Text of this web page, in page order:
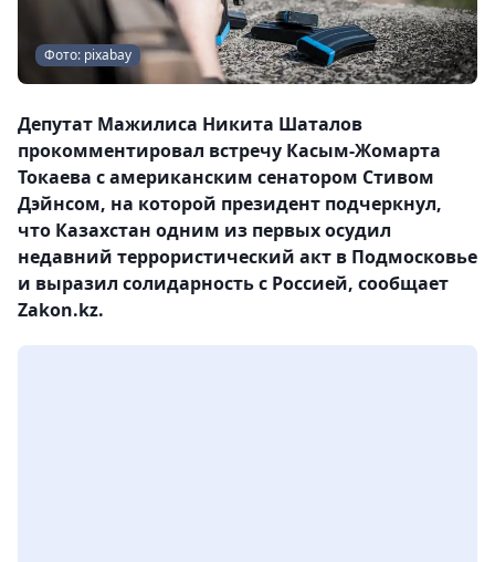
Фото: pixabay
Депутат Мажилиса Никита Шаталов
прокомментировал встречу Касым-Жомарта
Токаева с американским сенатором Стивом
Дэйнсом, на которой президент подчеркнул,
что Казахстан одним из первых осудил
недавний террористический акт в Подмосковье
и выразил солидарность с Россией, сообщает
Zakon.kz.